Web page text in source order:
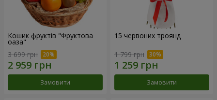
Кошик фруктів "Фруктова
оаза"
3 699 грн
Замовити
15 червоних троянд
1 799 грн
Замовити